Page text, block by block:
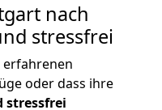
nach
stressfrei
erfahrenen
oder dass ihre
stressfrei